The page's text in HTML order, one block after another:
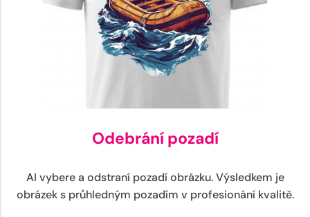
Odebrání pozadí
AI vybere a odstraní pozadí obrázku. Výsledkem je
obrázek s průhledným pozadím v profesionání kvalitě.